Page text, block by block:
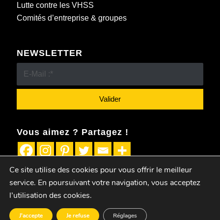
Lutte contre les VHSS
Comités d’entreprise & groupes
NEWSLETTER
Vous aimez ? Partagez !
© 2019-2024 • Eldorado & Co -
Ce site utilise des cookies pour vous offrir le meilleur
service. En poursuivant votre navigation, vous acceptez
l’utilisation des cookies.
J'accepte Je refuse Réglages